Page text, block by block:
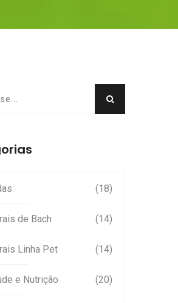
(18)
de Bach (14)
Linha Pet (14)
e Nutrição (20)